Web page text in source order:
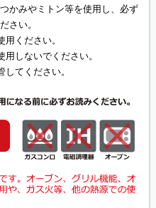
かみやミトン等を使用し、必ず
さい。
ください。
しないでください。
てください。